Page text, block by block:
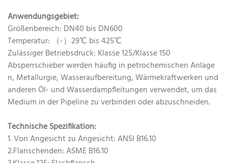
Anwendungsgebiet:
Größenbereich: DN40 bis DN600
Temperatur: （-）29℃ bis 425℃
Zulässiger Betriebsdruck: Klasse 125/Klasse 150
Absperrschieber werden häufig in petrochemischen Anlage
n, Metallurgie, Wasseraufbereitung, Wärmekraftwerken und
anderen Öl- und Wasserdampfleitungen verwendet, um das
Medium in der Pipeline zu verbinden oder abzuschneiden.
Technische Spezifikation:
1. Von Angesicht zu Angesicht: ANSI B16.10
2.Flanschenden: ASME B16.10